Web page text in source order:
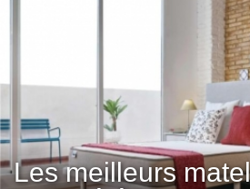
Les meilleurs